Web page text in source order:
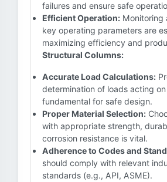
failures and ensure safe
Efficient Operation: Monitoring
key operating parameters are
maximizing efficiency and
Structural Columns:
Accurate Load Calculations:
determination of loads acting
fundamental for safe design.
Proper Material Selection:
with appropriate strength,
corrosion resistance is vital.
Adherence to Codes and
should comply with relevant
standards (e.g., API, ASME).